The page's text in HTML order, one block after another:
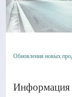
Обновления новых
Информация